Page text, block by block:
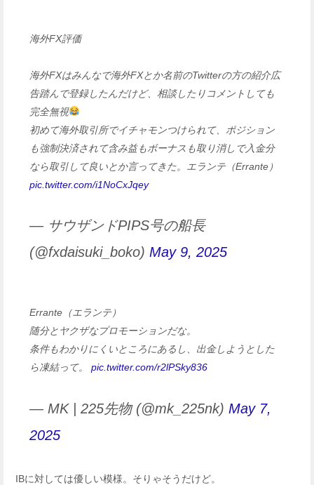
海外FX評価
海外FXはみんなで海外FXとか名前のTwitterの方の紹介広
告踏んで登録したんだけど、相談したりコメントしても
完全無視
初めて海外取引所でイチャモンつけられて、ポジション
も強制決済されて含み益もボーナスも取り消しで入金分
なら取引して良いとか言ってきた。エランテ（Errante）
pic.twitter.com/i1NoCxJqey
— サウザンドPIPS号の船長
(@fxdaisuki_boko)May 9, 2025
Errante（エランテ）
随分とヤクザなプロモーションだな。
条件もわかりにくいところにあるし、出金しようとした
ら凍結って。pic.twitter.com/r2lPSky836
— MK | 225先物 (@mk_225nk)May 7,
2025
IBに対しては優しい模様。そりゃそうだけど。